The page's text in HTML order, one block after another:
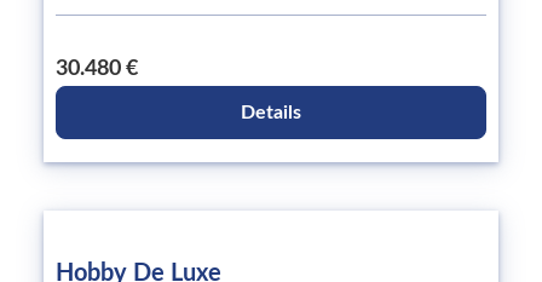
30.480 €
Details
Hobby De Luxe